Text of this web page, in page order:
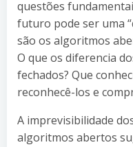
questões
futuro pode ser uma
são os algoritmos
O que os diferencia
fechados? Que
reconhecê-los e
A imprevisibilidade
algoritmos abertos